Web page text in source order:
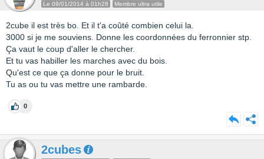
Le 09/01/2014 à 01h28 Membre ultra utile
2cube il est très bo. Et il t'a coûté combien celui la.
3000 si je me souviens. Donne les coordonnées du ferronnier stp.
Ça vaut le coup d'aller le chercher.
Et tu vas habiller les marches avec du bois.
Qu'est ce que ça donne pour le bruit.
Tu as ou tu vas mettre une rambarde.
0
2cubes